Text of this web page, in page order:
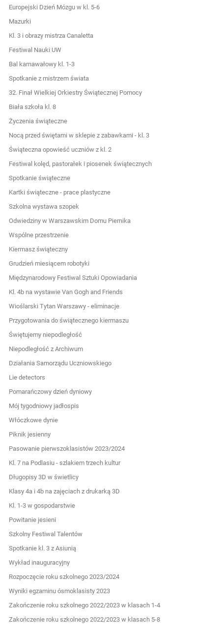
Europejski Dzień Mózgu w kl. 5-6
Mazurki
Kl. 3 i obrazy mistrza Canaletta
Festiwal Nauki UW
Bal karnawałowy kl. 1-3
Spotkanie z mistrzem świata
32. Finał Wielkiej Orkiestry Świątecznej Pomocy
Biała szkoła kl. 8
Życzenia świąteczne
Nocą przed świętami w sklepie z zabawkami - kl. 3
Świąteczna opowieść uczniów z kl. 2
Festiwal kolęd, pastorałek i piosenek świątecznych
Spotkanie świąteczne
Kartki świąteczne - prace plastyczne
Szkolna wystawa szopek
Odwiedziny w Warszawskim Domu Piernika
Wspólne przestrzenie
Kiermasz świąteczny
Grudzień miesiącem robotyki
Międzynarodowy Festiwal Sztuki Opowiadania
Kl. 4b na wystawie Van Gogh and Friends
Wioślarski Tytan Warszawy - eliminacje
Przygotowania do świątecznego kiermaszu
Świętujemy niepodległość
Niepodległość z Archiwum
Działania Samorządu Uczniowskiego
Lie detectors
Pomarańczowy dzień dyniowy
Mój tygodniowy jadłospis
Włóczkowe dynie
Piknik jesienny
Pasowanie pierwszoklasistów 2023/2024
Kl. 7 na Podlasiu - szlakiem trzech kultur
Długopisy 3D w świetlicy
Klasy 4a i 4b na zajęciach z drukarką 3D
Kl. 1-3 w gospodarstwie
Powitanie jesieni
Szkolny Festiwal Talentów
Spotkanie kl. 3 z Asiunią
Wykład inauguracyjny
Rozpoczęcie roku szkolnego 2023/2024
Wyniki egzaminu ósmoklasisty 2023
Zakończenie roku szkolnego 2022/2023 w klasach 1-4
Zakończenie roku szkolnego 2022/2023 w klasach 5-8